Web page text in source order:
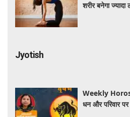
शरीर बनेगा
Jyotish
Weekly
धन और परिवार पर